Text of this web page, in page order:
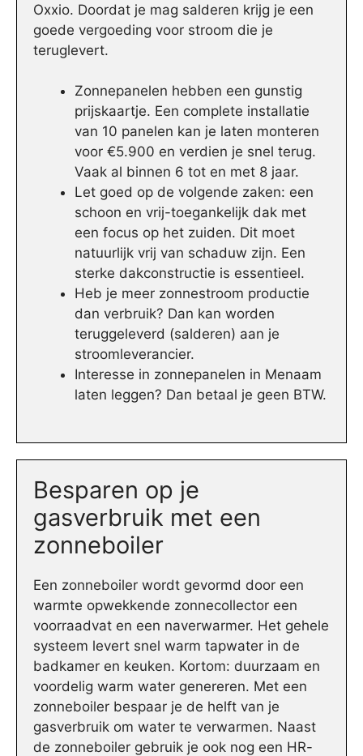
Oxxio. Doordat je mag salderen krijg je een
goede vergoeding voor stroom die je
teruglevert.
Zonnepanelen hebben een gunstig
prijskaartje. Een complete installatie
van 10 panelen kan je laten monteren
voor €5.900 en verdien je snel terug.
Vaak al binnen 6 tot en met 8 jaar.
Let goed op de volgende zaken: een
schoon en vrij-toegankelijk dak met
een focus op het zuiden. Dit moet
natuurlijk vrij van schaduw zijn. Een
sterke dakconstructie is essentieel.
Heb je meer zonnestroom productie
dan verbruik? Dan kan worden
teruggeleverd (salderen) aan je
stroomleverancier.
Interesse in zonnepanelen in Menaam
laten leggen? Dan betaal je geen BTW.
Besparen op je
gasverbruik met een
zonneboiler
Een zonneboiler wordt gevormd door een
warmte opwekkende zonnecollector een
voorraadvat en een naverwarmer. Het gehele
systeem levert snel warm tapwater in de
badkamer en keuken. Kortom: duurzaam en
voordelig warm water genereren. Met een
zonneboiler bespaar je de helft van je
gasverbruik om water te verwarmen. Naast
de zonneboiler gebruik je ook nog een HR-